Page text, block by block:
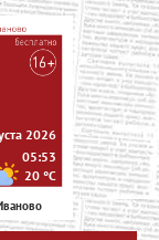
2026
05:53
20 °C